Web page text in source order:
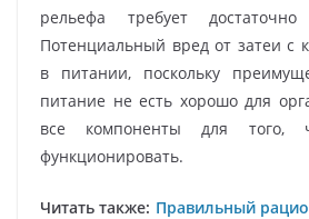
рельефа требует
Потенциальный вред от затеи с
в питании, поскольку
питание не есть хорошо для
все компоненты для того,
функционировать.
Читать также: Правильный